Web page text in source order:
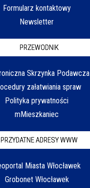
Formularz kontaktowy
Newsletter
PRZEWODNIK
Skrzynka Podawcza
załatwiania spraw
Polityka prywatności
mMieszkaniec
PRZYDATNE ADRESY WWW
Miasta Włocławek
Grobonet Włocławek